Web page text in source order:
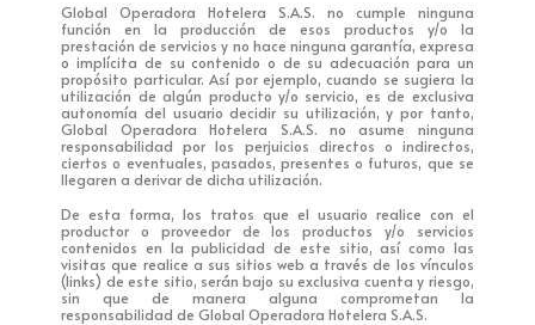
Global Operadora Hotelera S.A.S. no cumple ninguna
función en la producción de esos productos y/o la
prestación de servicios y no hace ninguna garantía, expresa
o implícita de su contenido o de su adecuación para un
propósito particular. Así por ejemplo, cuando se sugiera la
utilización de algún producto y/o servicio, es de exclusiva
autonomía del usuario decidir su utilización, y por tanto,
Global Operadora Hotelera S.A.S. no asume ninguna
responsabilidad por los perjuicios directos o indirectos,
ciertos o eventuales, pasados, presentes o futuros, que se
llegaren a derivar de dicha utilización.
De esta forma, los tratos que el usuario realice con el
productor o proveedor de los productos y/o servicios
contenidos en la publicidad de este sitio, así como las
visitas que realice a sus sitios web a través de los vínculos
(links) de este sitio, serán bajo su exclusiva cuenta y riesgo,
sin que de manera alguna comprometan la
responsabilidad de Global Operadora Hotelera S.A.S.